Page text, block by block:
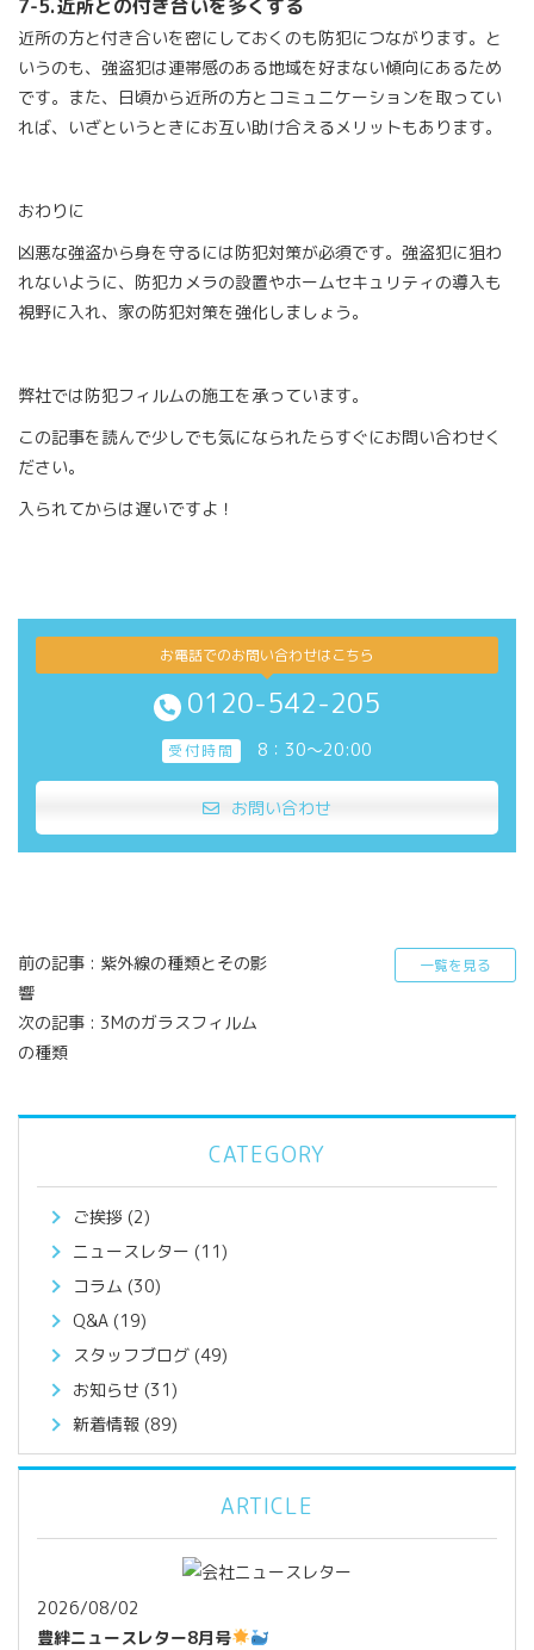
7-5.近所との付き合いを多くする
近所の方と付き合いを密にしておくのも防犯につながります。と
いうのも、強盗犯は連帯感のある地域を好まない傾向にあるため
です。また、日頃から近所の方とコミュニケーションを取ってい
れば、いざというときにお互い助け合えるメリットもあります。
おわりに
凶悪な強盗から身を守るには防犯対策が必須です。強盗犯に狙わ
れないように、防犯カメラの設置やホームセキュリティの導入も
視野に入れ、家の防犯対策を強化しましょう。
弊社では防犯フィルムの施工を承っています。
この記事を読んで少しでも気になられたらすぐにお問い合わせく
ださい。
入られてからは遅いですよ！
お電話でのお問い合わせはこちら
0120-542-205
受付時間 8：30～20:00
お問い合わせ
前の記事 : 紫外線の種類とその影
響
次の記事 : 3Mのガラスフィルム
の種類
一覧を見る
CATEGORY
ご挨拶 (2)
ニュースレター (11)
コラム (30)
Q&A (19)
スタッフブログ (49)
お知らせ (31)
新着情報 (89)
ARTICLE
2026/08/02
豊絆ニュースレター8月号